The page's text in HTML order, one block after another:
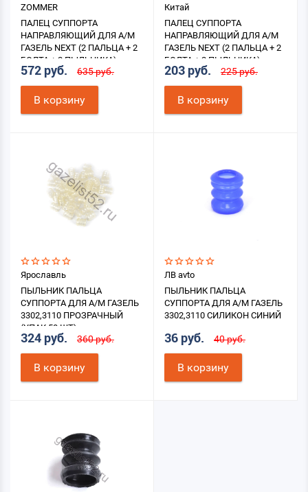
ZOMMER
ПАЛЕЦ СУППОРТА
НАПРАВЛЯЮЩИЙ ДЛЯ А/М
ГАЗЕЛЬ NEXT (2 ПАЛЬЦА + 2
БОЛТА + 2 ПЫЛЬНИКА)
572 руб. 635 руб.
В корзину
Китай
ПАЛЕЦ СУППОРТА
НАПРАВЛЯЮЩИЙ ДЛЯ А/М
ГАЗЕЛЬ NEXT (2 ПАЛЬЦА + 2
БОЛТА + 2 ПЫЛЬНИКА)
203 руб. 225 руб.
В корзину
Ярославль
ПЫЛЬНИК ПАЛЬЦА
СУППОРТА ДЛЯ А/М ГАЗЕЛЬ
3302,3110 ПРОЗРАЧНЫЙ
(УПАК.50 ШТ)
324 руб. 360 руб.
В корзину
ЛВ avto
ПЫЛЬНИК ПАЛЬЦА
СУППОРТА ДЛЯ А/М ГАЗЕЛЬ
3302,3110 СИЛИКОН СИНИЙ
36 руб. 40 руб.
В корзину